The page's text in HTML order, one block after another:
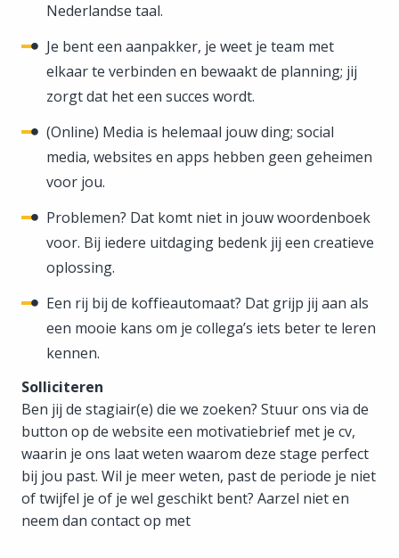
Nederlandse taal.
Je bent een aanpakker, je weet je team met
elkaar te verbinden en bewaakt de planning; jij
zorgt dat het een succes wordt.
(Online) Media is helemaal jouw ding; social
media, websites en apps hebben geen geheimen
voor jou.
Problemen? Dat komt niet in jouw woordenboek
voor. Bij iedere uitdaging bedenk jij een creatieve
oplossing.
Een rij bij de koffieautomaat? Dat grijp jij aan als
een mooie kans om je collega’s iets beter te leren
kennen.
Solliciteren
Ben jij de stagiair(e) die we zoeken? Stuur ons via de
button op de website een motivatiebrief met je cv,
waarin je ons laat weten waarom deze stage perfect
bij jou past. Wil je meer weten, past de periode je niet
of twijfel je of je wel geschikt bent? Aarzel niet en
neem dan contact op met